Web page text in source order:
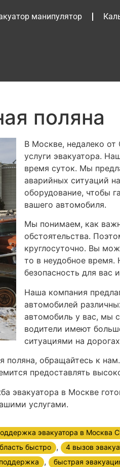
манипулятор
поляна
В Москве, недалеко
услуги эвакуатора.
время суток. Мы
аварийных ситуаций
оборудование, чтобы
вашего автомобиля.
Мы понимаем, как
обстоятельства.
круглосуточно. Вы
то в неудобное
безопасность для вас
Наша компания
автомобилей
автомобиль у вас, мы
водители имеют
ситуациями на
обращайтесь к
предоставлять
эвакуатора в Москве
услугами.
эвакуатора в Москва
быстро , 4 вызов
, быстрая